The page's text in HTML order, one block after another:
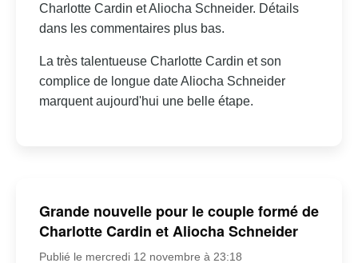
Charlotte Cardin et Aliocha Schneider. Détails
dans les commentaires plus bas.
La très talentueuse Charlotte Cardin et son
complice de longue date Aliocha Schneider
marquent aujourd'hui une belle étape.
Grande nouvelle pour le couple formé de
Charlotte Cardin et Aliocha Schneider
Publié le mercredi 12 novembre à 23:18